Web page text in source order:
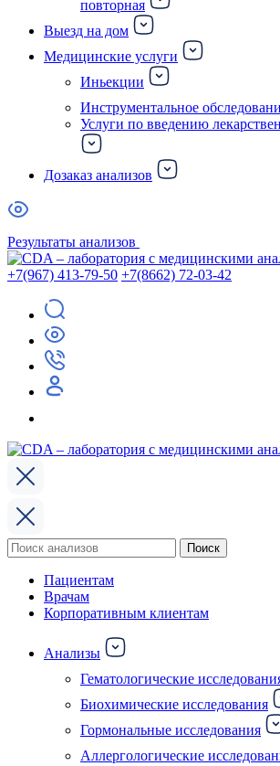
повторная
Выезд на дом
Медицинские услуги
Иньекции
Инструментальное
Услуги по введению
Дозаказ анализов
Результаты анализов
+7(967) 413-79-50 +7(8662) 72-03-42
Поиск
по:
Поиск
Пациентам
Врачам
Корпоративным клиентам
Анализы
Гематологические
Биохимические исследования
Гормональные исследования
Аллергологические